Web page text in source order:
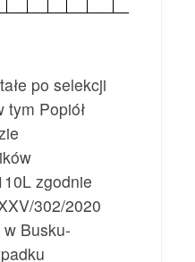
po selekcji
tym Popiół
zgodnie
302/2020
Busku-